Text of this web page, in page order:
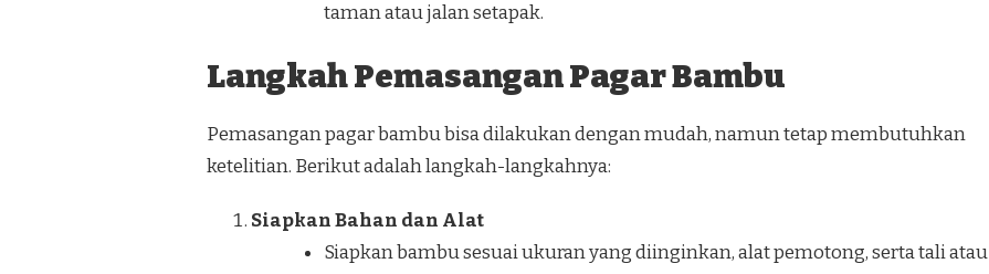
taman atau jalan setapak.
Langkah Pemasangan Pagar Bambu
Pemasangan pagar bambu bisa dilakukan dengan mudah, namun tetap membutuhkan
ketelitian. Berikut adalah langkah-langkahnya:
Siapkan Bahan dan Alat
Siapkan bambu sesuai ukuran yang diinginkan, alat pemotong, serta tali atau